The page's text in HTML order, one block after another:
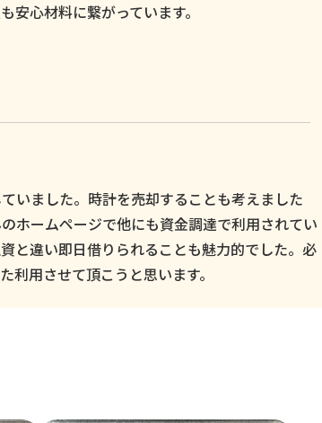
心材料に繋がっています。
いました。時計を売却することも考えました
ホームページで他にも資金調達で利用されてい
と違い即日借りられることも魅力的でした。必
用させて頂こうと思います。